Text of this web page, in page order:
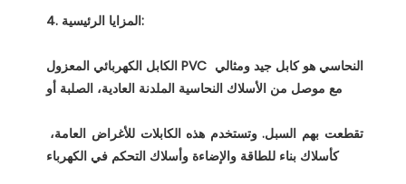
الكابل الكهربائي المعزول PVC النحاسي هو كابل جيد ومثالي
كأسلاك بناء للطاقة والإضاءة وأسلاك التحكم في الكهرباء